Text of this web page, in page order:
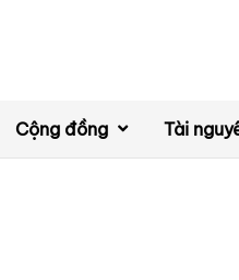
Cộng đồng Tài